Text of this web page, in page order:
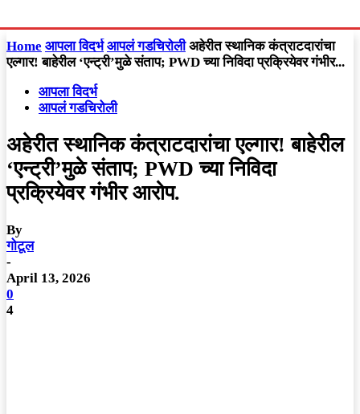
Home आपला विदर्भ आपलं गडचिरोली अहेरीत स्थानिक कंत्राटदारांचा
एल्गार! बाहेरील ‘एन्ट्री’मुळे संताप; PWD च्या निविदा प्रक्रियेवर गंभीर...
आपला विदर्भ
आपलं गडचिरोली
अहेरीत स्थानिक कंत्राटदारांचा एल्गार! बाहेरील
‘एन्ट्री’मुळे संताप; PWD च्या निविदा
प्रक्रियेवर गंभीर आरोप.
By
गोटूल
-
April 13, 2026
0
4